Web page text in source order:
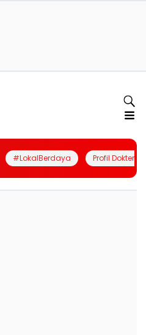
#LokalBerdaya Profil Dokter